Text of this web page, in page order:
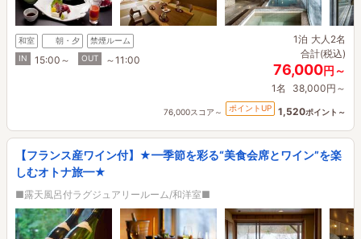
和室 朝・夕
禁煙ルーム
IN
15:00～ OUT ～11:00
1泊 大人2名
合計(税込)
76,000円～
1名 38,000円～
76,000スコア～ ポイントUP 1,520ポイント～
【フランス産ワイン付】★━季節を彩る“美食会席とワイン”を楽
しむオトナ旅━★
■露天風呂付ラグジュアリールーム/和洋室■